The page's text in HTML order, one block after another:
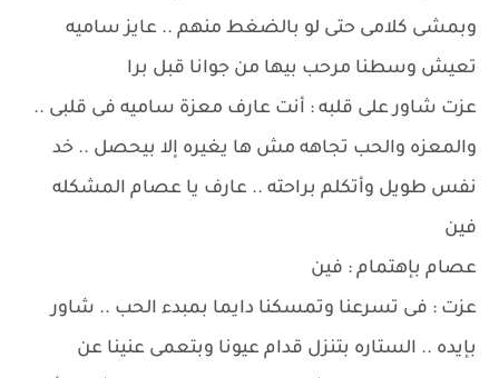
وبمشى كلامى حتى لو بالضغط منهم .. عايز ساميه
تعيش وسطنا مرحب بيها من جوانا قبل برا
عزت شاور على قلبه : أنت عارف معزة ساميه فى قلبى ..
والمعزه والحب تجاهه مش ها يغيره إلا بيحصل .. خد
نفس طويل وأتكلم براحته .. عارف يا عصام المشكله
فين
عصام بإهتمام : فين
عزت : فى تسرعنا وتمسكنا دايما بمبدء الحب .. شاور
بإيده .. الستاره بتنزل قدام عيونا وبتعمى عنينا عن